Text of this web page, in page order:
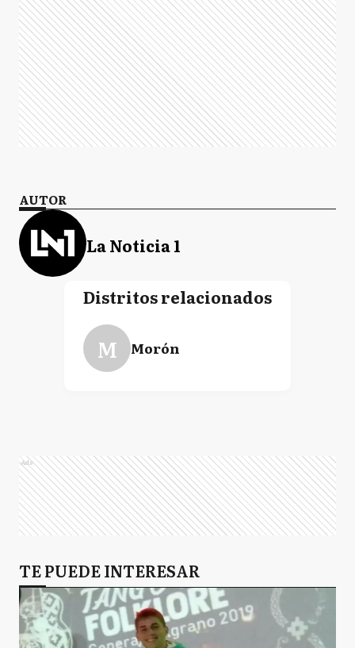
AUTOR
La Noticia 1
Distritos relacionados
M Morón
Ads
TE PUEDE INTERESAR